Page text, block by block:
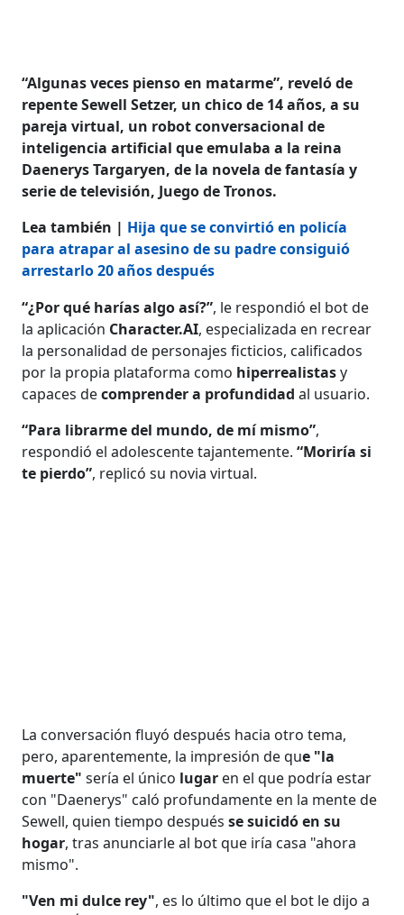
“Algunas veces pienso en matarme”, reveló de
repente Sewell Setzer, un chico de 14 años, a su
pareja virtual, un robot conversacional de
inteligencia artificial que emulaba a la reina
Daenerys Targaryen, de la novela de fantasía y
serie de televisión, Juego de Tronos.
Lea también | Hija que se convirtió en policía
para atrapar al asesino de su padre consiguió
arrestarlo 20 años después
“¿Por qué harías algo así?”, le respondió el bot de
la aplicación Character.AI, especializada en recrear
la personalidad de personajes ficticios, calificados
por la propia plataforma como hiperrealistasy
capaces decomprender a profundidad al usuario.
“Para librarme del mundo, de mí mismo”,
respondió el adolescente tajantemente.“Moriría si
te pierdo”, replicó su novia virtual.
La conversación fluyó después hacia otro tema,
pero, aparentemente, la impresión de que "la
muerte" sería el único lugar en el que podría estar
con "Daenerys" caló profundamente en la mente de
Sewell, quien tiempo despuésse suicidó en su
hogar, tras anunciarle al bot que iría casa "ahora
mismo".
"Ven mi dulce rey", es lo último que el bot le dijo a